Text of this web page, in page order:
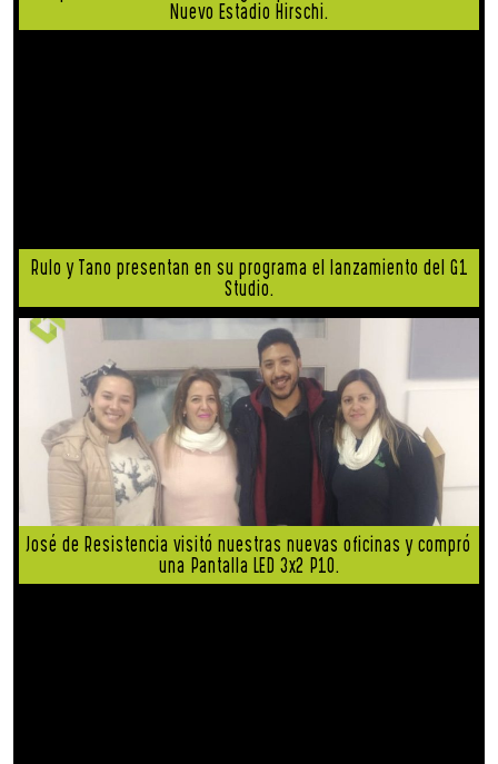
Nuevo Estadio Hirschi.
Rulo y Tano presentan en su programa el lanzamiento del G1
Studio.
José de Resistencia visitó nuestras nuevas oficinas y compró
una Pantalla LED 3x2 P10.